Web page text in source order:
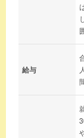
給与